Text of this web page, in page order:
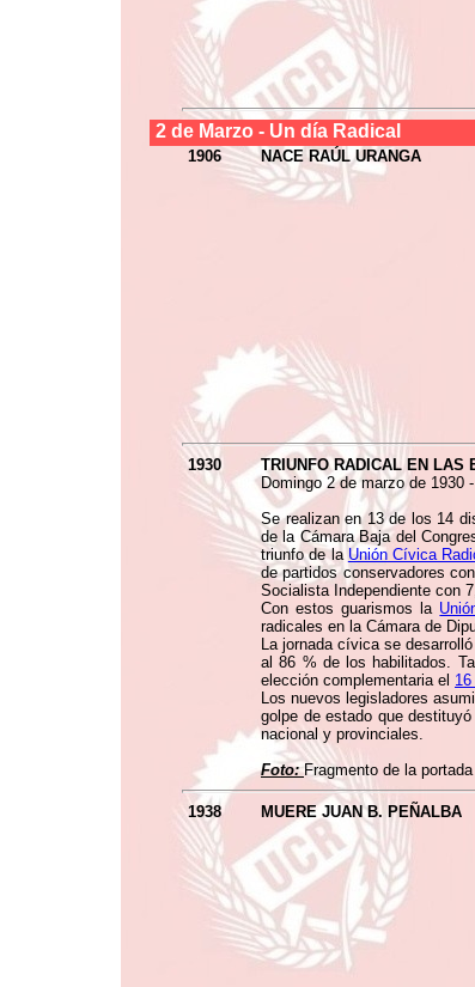
2 de Marzo - Un día Radical
1906 NACE RAÚL URANGA
1930
TRIUNFO RADICAL EN LAS
Domingo 2 de marzo de 1930
Se realizan en 13 de los 14
de la Cámara Baja del
triunfo de la Unión Cívica
de partidos conservadores
Socialista Independiente con
Con estos guarismos la
radicales en la Cámara de
La jornada cívica se
al 86 % de los habilitados.
elección complementaria el
Los nuevos legisladores
golpe de estado que
nacional y provinciales.
Foto:Fragmento de la
1938 MUERE JUAN B. PEÑALBA